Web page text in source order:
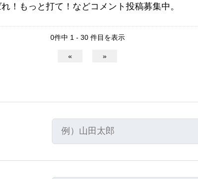
！もっと打て！などコメント投稿募集中。
0件中 1 - 30 件目を表示
« »